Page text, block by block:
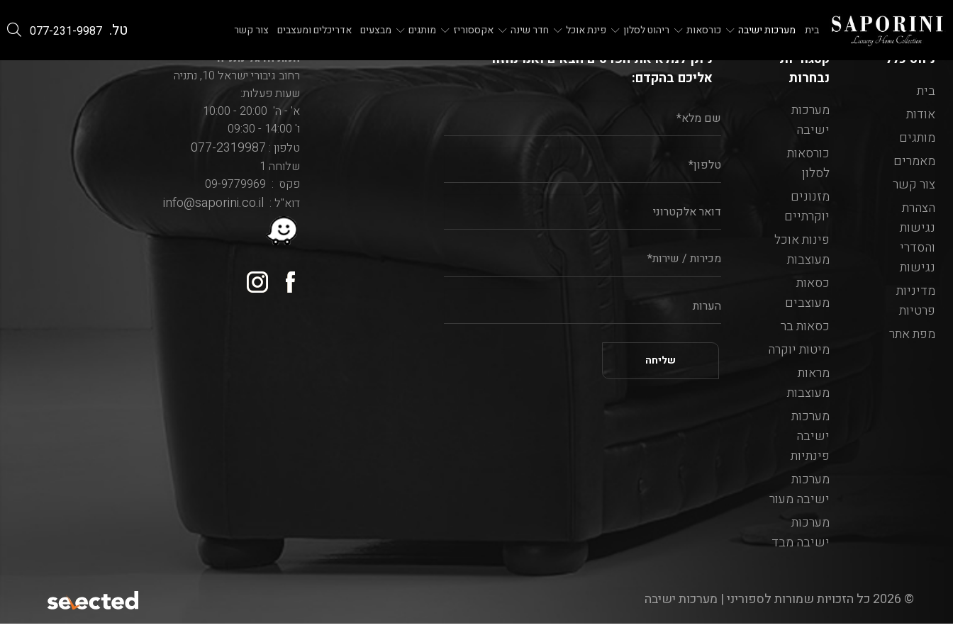
בית מערכות ישיבה כורסאות ריהוט לסלון פינת אוכל חדר שינה אקססוריז מותגים מבצעים אדריכלים ומעצבים צור קשר טל. 077-231-9987
ניווט כללי
בית
אודות
מותגים
מאמרים
צור קשר
הצהרת
נגישות
והסדרי
נגישות
מדיניות
פרטיות
מפת אתר
קטגוריות
נבחרות
מערכות
ישיבה
כורסאות
לסלון
מזנונים
יוקרתיים
פינות אוכל
מעוצבות
כסאות
מעוצבים
כסאות בר
מיטות יוקרה
מראות
מעוצבות
מערכות
ישיבה
פינתיות
מערכות
ישיבה מעור
מערכות
ישיבה מבד
ניתן למלא את הפרטים הבאים ואנו נחזור
אליכם בהקדם:
חנות הדגל נתניה
רחוב גיבורי ישראל 10, נתניה
שעות פעלות:
א' - ה' 20:00 - 10:00
ו' 14:00 - 09:30
טלפון : 077-2319987
שלוחה 1
פקס : 09-9779969
דוא"ל : info@saporini.co.il
© 2026 כל הזכויות שמורות לספוריני | מערכות ישיבה